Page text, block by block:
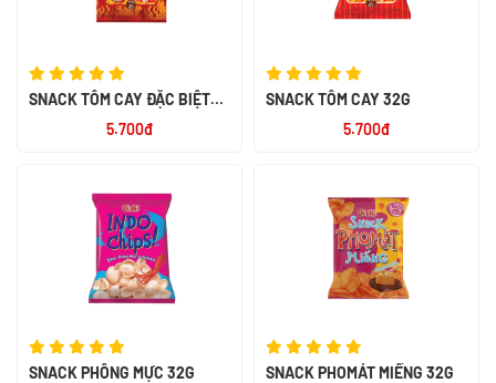
SNACK TÔM CAY ĐẶC BIỆT
5.700đ
SNACK TÔM CAY 32G
5.700đ
SNACK PHỒNG MỰC 32G
SNACK PHOMÁT MIẾNG 32G